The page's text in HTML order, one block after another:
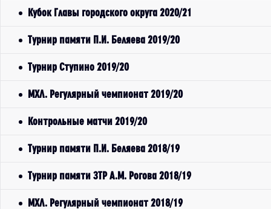
Кубок Главы городского округа 2020/21
Турнир памяти П.И. Беляева 2019/20
Турнир Ступино 2019/20
МХЛ. Регулярный чемпионат 2019/20
Контрольные матчи 2019/20
Турнир памяти П.И. Беляева 2018/19
Турнир памяти ЗТР А.М. Рогова 2018/19
МХЛ. Регулярный чемпионат 2018/19